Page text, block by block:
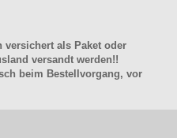
als Paket oder
versandt werden!!
beim Bestellvorgang, vor